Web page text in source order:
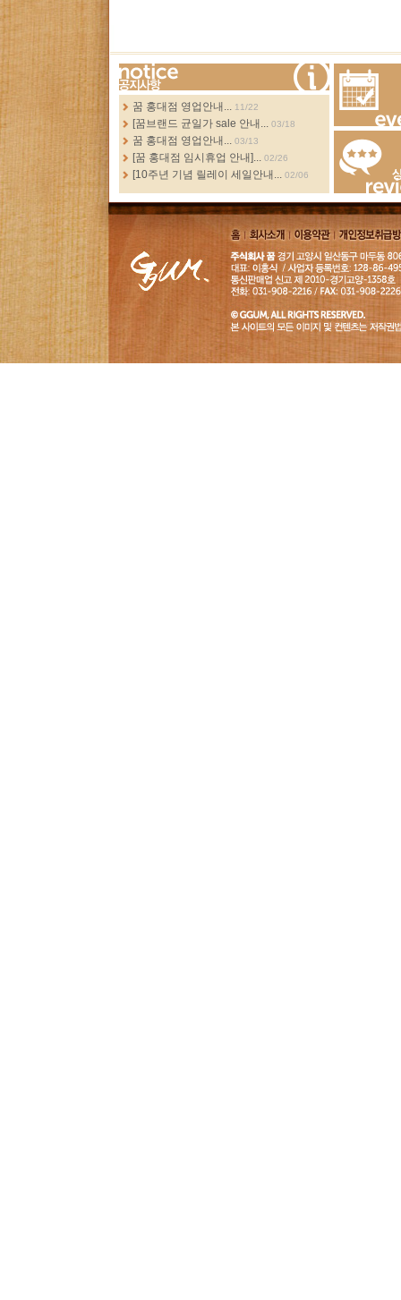
more...
꿈 홍대점 영업안내... 11/22
[꿈브랜드 균일가 sale 안내... 03/18
꿈 홍대점 영업안내... 03/13
[꿈 홍대점 임시휴업 안내]... 02/26
[10주년 기념 릴레이 세일안내... 02/06
Events
Review
홈
회사소
개
이용약
관
개인정보취급
침